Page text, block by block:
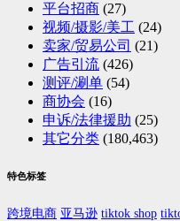
平台招商 (27)
视频/摄影/美工 (24)
卖家/贸易公司 (21)
广告引流 (426)
测评/涮单 (54)
商协会 (16)
申诉/法律援助 (25)
其它分类 (180,463)
特色标签
跨境电商 亚马逊 tiktok shop